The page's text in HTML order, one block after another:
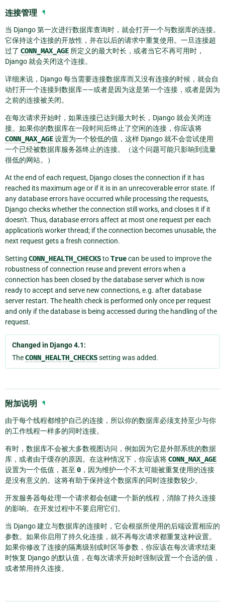
连接管理 ¶
当 Django 第一次进行数据库查询时，就会打开一个与数据库的连接。
它保持这个连接的开放性，并在以后的请求中重复使用。一旦连接超
过了 CONN_MAX_AGE 所定义的最大时长，或者当它不再可用时，
Django 就会关闭这个连接。
详细来说，Django 每当需要连接数据库而又没有连接的时候，就会自
动打开一个连接到数据库——或者是因为这是第一个连接，或者是因为
之前的连接被关闭。
在每次请求开始时，如果连接已达到最大时长，Django 就会关闭连
接。如果你的数据库在一段时间后终止了空闲的连接，你应该将
CONN_MAX_AGE设置为一个较低的值，这样 Django 就不会尝试使用
一个已经被数据库服务器终止的连接。（这个问题可能只影响到流量
很低的网站。）
At the end of each request, Django closes the connection if it has
reached its maximum age or if it is in an unrecoverable error state. If
any database errors have occurred while processing the requests,
Django checks whether the connection still works, and closes it if it
doesn't. Thus, database errors affect at most one request per each
application's worker thread; if the connection becomes unusable, the
next request gets a fresh connection.
Setting CONN_HEALTH_CHECKStoTruecan be used to improve the
robustness of connection reuse and prevent errors when a
connection has been closed by the database server which is now
ready to accept and serve new connections, e.g. after database
server restart. The health check is performed only once per request
and only if the database is being accessed during the handling of the
request.
Changed in Django 4.1:
TheCONN_HEALTH_CHECKSsetting was added.
附加说明 ¶
由于每个线程都维护自己的连接，所以你的数据库必须支持至少与你
的工作线程一样多的同时连接。
有时，数据库不会被大多数视图访问，例如因为它是外部系统的数据
库，或者由于缓存的原因。在这种情况下，你应该将CONN_MAX_AGE
设置为一个低值，甚至 0 ，因为维护一个不太可能被重复使用的连接
是没有意义的。这将有助于保持这个数据库的同时连接数较少。
开发服务器每处理一个请求都会创建一个新的线程，消除了持久连接
的影响。在开发过程中不要启用它们。
当 Django 建立与数据库的连接时，它会根据所使用的后端设置相应的
参数。如果你启用了持久化连接，就不再每次请求都重复这种设置。
如果你修改了连接的隔离级别或时区等参数，你应该在每次请求结束
时恢复 Django 的默认值，在每次请求开始时强制设置一个合适的值，
或者禁用持久连接。